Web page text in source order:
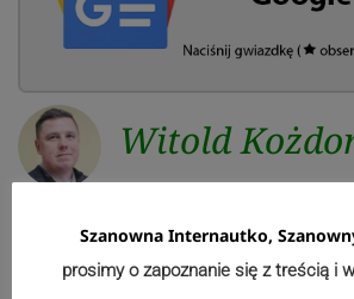
Witold
ReklamaSzanowna Internautko,
prosimy o zapoznanie się z treścią i